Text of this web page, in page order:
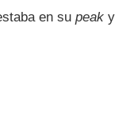
en su peak y